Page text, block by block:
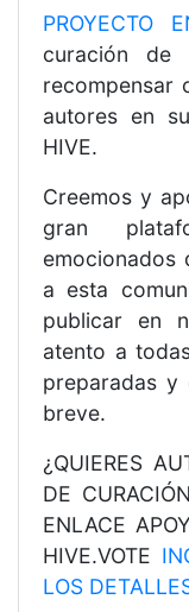
PROYECTO
curación de
recompensar
autores en
HIVE.
Creemos y
gran
emocionados
a esta
publicar en
atento a
preparadas y
breve.
¿QUIERES
DE
ENLACE
HIVE.VOTE
LOS